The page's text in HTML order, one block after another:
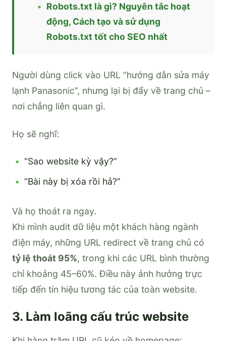
Robots.txt là gì? Nguyên tắc hoạt
động, Cách tạo và sử dụng
Robots.txt tốt cho SEO nhất
Người dùng click vào URL “hướng dẫn sửa máy
lạnh Panasonic”, nhưng lại bị đẩy về trang chủ –
nơi chẳng liên quan gì.
Họ sẽ nghĩ:
“Sao website kỳ vậy?”
“Bài này bị xóa rồi hả?”
Và họ thoát ra ngay.
Khi mình audit dữ liệu một khách hàng ngành
điện máy, những URL redirect về trang chủ có
tỷ lệ thoát 95%, trong khi các URL bình thường
chỉ khoảng 45–60%. Điều này ảnh hưởng trực
tiếp đến tín hiệu tương tác của toàn website.
3. Làm loãng cấu trúc website